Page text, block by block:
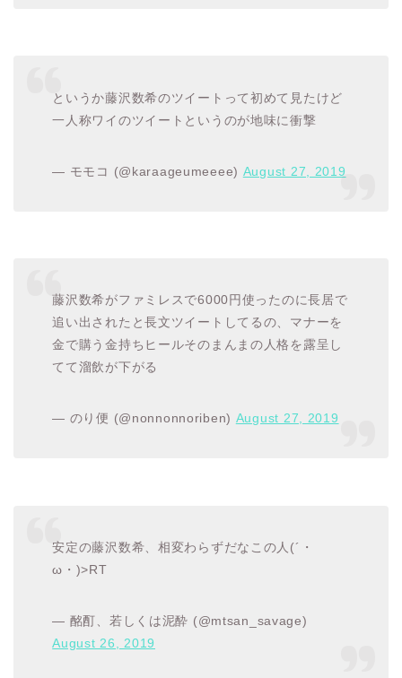
というか藤沢数希のツイートって初めて見たけど
一人称ワイのツイートというのが地味に衝撃
— モモコ (@karaageumeeee) August 27, 2019
藤沢数希がファミレスで6000円使ったのに長居で
追い出されたと長文ツイートしてるの、マナーを
金で購う金持ちヒールそのまんまの人格を露呈し
てて溜飲が下がる
— のり便 (@nonnonnoriben) August 27, 2019
安定の藤沢数希、相変わらずだなこの人(´・
ω・)>RT
— 酩酊、若しくは泥酔 (@mtsan_savage)
August 26, 2019